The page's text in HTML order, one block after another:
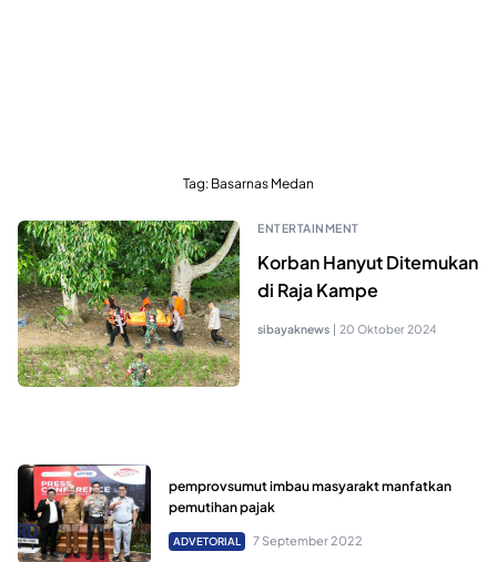
Tag: Basarnas Medan
ENTERTAINMENT
Korban Hanyut Ditemukan
di Raja Kampe
sibayaknews | 20 Oktober 2024
pemprovsumut imbau masyarakt manfatkan
pemutihan pajak
ADVETORIAL 7 September 2022